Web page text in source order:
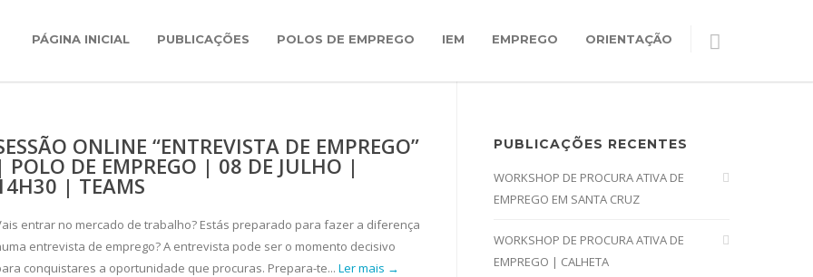
PÁGINA INICIAL PUBLICAÇÕES POLOS DE EMPREGO IEM EMPREGO ORIENTAÇÃO
ONLINE “ENTREVISTA DE EMPREGO”
POLO DE EMPREGO | 08 DE JULHO |
| TEAMS
entrar no mercado de trabalho? Estás preparado para fazer a diferença
entrevista de emprego? A entrevista pode ser o momento decisivo
conquistares a oportunidade que procuras. Prepara-te... Ler mais →
PUBLICAÇÕES RECENTES
WORKSHOP DE PROCURA ATIVA DE
EMPREGO EM SANTA CRUZ
WORKSHOP DE PROCURA ATIVA DE
EMPREGO | CALHETA